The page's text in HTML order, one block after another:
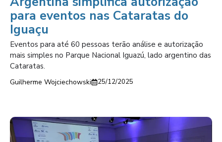
para eventos nas Cataratas do
Iguaçu
Eventos para até 60 pessoas terão análise e autorização
mais simples no Parque Nacional Iguazú, lado argentino das
Cataratas.
Guilherme Wojciechowski 25/12/2025